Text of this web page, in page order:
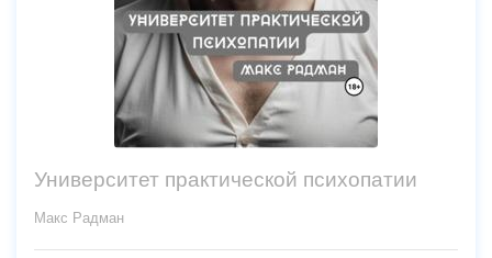
Университет практической психопатии
Макс Радман